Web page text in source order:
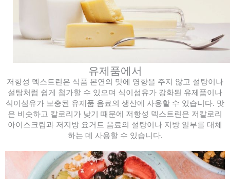
유제품에서
저항성 덱스트린은 식품 본연의 맛에 영향을 주지 않고 설탕이나
설탕처럼 쉽게 첨가할 수 있으며 식이섬유가 강화된 유제품이나
식이섬유가 보충된 유제품 음료의 생산에 사용할 수 있습니다. 맛
은 비슷하고 칼로리가 낮기 때문에 저항성 덱스트린은 저칼로리
아이스크림과 저지방 요거트 음료의 설탕이나 지방 일부를 대체
하는 데 사용할 수 있습니다.